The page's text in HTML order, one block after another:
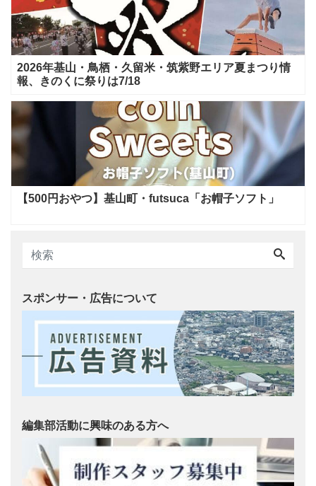
2026年基山・鳥栖・久留米・筑紫野エリア夏まつり情
報、きのくに祭りは7/18
【500円おやつ】基山町・futsuca「お帽子ソフト」
スポンサー・広告について
編集部活動に興味のある方へ